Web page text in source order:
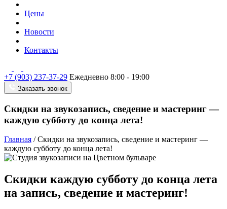
Цены
Новости
Контакты
+7 (903) 237-37-29 Ежедневно 8:00 - 19:00
Заказать звонок
Скидки на звукозапись, сведение и мастеринг —
каждую субботу до конца лета!
Главная /Скидки на звукозапись, сведение и мастеринг —
каждую субботу до конца лета!
Скидки каждую субботу до конца лета
на запись, сведение и мастеринг!